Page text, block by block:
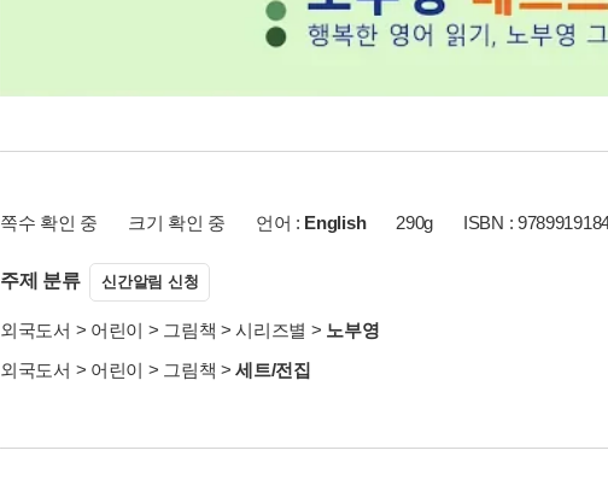
쪽수 확인 중 크기 확인 중 언어 : English 290g ISBN :
주제 분류 신간알림 신청
외국도서 > 어린이 > 그림책 >시리즈별 > 노부영
외국도서 > 어린이 > 그림책 >세트/전집